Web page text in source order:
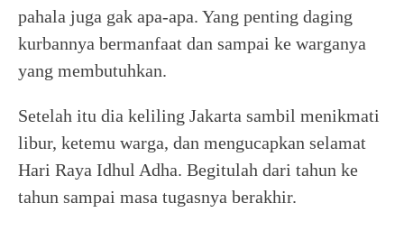
pahala juga gak apa-apa. Yang penting daging
kurbannya bermanfaat dan sampai ke warganya
yang membutuhkan.
Setelah itu dia keliling Jakarta sambil menikmati
libur, ketemu warga, dan mengucapkan selamat
Hari Raya Idhul Adha. Begitulah dari tahun ke
tahun sampai masa tugasnya berakhir.